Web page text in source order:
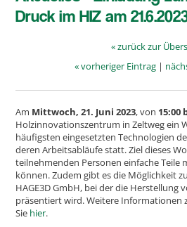
Druck im HIZ am
« zurück zur
« vorheriger Eintrag |
Am Mittwoch, 21. Juni 2023, von 15:00
Holzinnovationszentrum in Zeltweg ein
häufigsten eingesetzten Technologien
deren Arbeitsabläufe statt. Ziel dieses
teilnehmenden Personen einfache Teile
können. Zudem gibt es die Möglichkeit
HAGE3D GmbH, bei der die Herstellung
präsentiert wird. Weitere Informationen
Sie hier.